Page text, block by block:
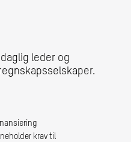
leder og
krav til